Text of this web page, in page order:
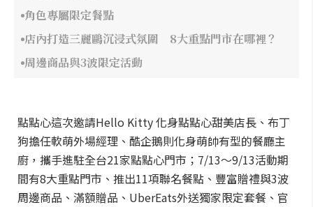
角色專屬限定餐點
店內打造三麗鷗沉浸式氛圍 8大重點門市在哪裡？
周邊商品與3波限定活動
點點心這次邀請Hello Kitty 化身點點心甜美店長、布丁
狗擔任軟萌外場經理、酷企鵝則化身萌帥有型的餐廳主
廚，攜手進駐全台21家點點心門市；7/13～9/13活動期
間有8大重點門市、推出11項聯名餐點、豐富贈禮與3波
周邊商品、滿額贈品、UberEats外送獨家限定套餐、官